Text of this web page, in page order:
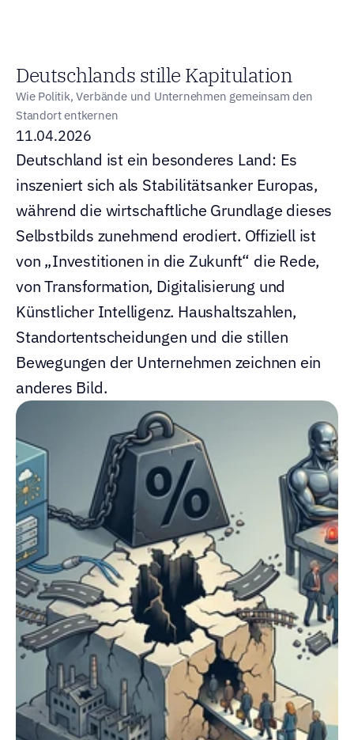
Deutschlands stille Kapitulation
Wie Politik, Verbände und Unternehmen gemeinsam den
Standort entkernen
11.04.2026
Deutschland ist ein besonderes Land: Es
inszeniert sich als Stabilitätsanker Europas,
während die wirtschaftliche Grundlage dieses
Selbstbilds zunehmend erodiert. Offiziell ist
von „Investitionen in die Zukunft“ die Rede,
von Transformation, Digitalisierung und
Künstlicher Intelligenz. Haushaltszahlen,
Standortentscheidungen und die stillen
Bewegungen der Unternehmen zeichnen ein
anderes Bild.